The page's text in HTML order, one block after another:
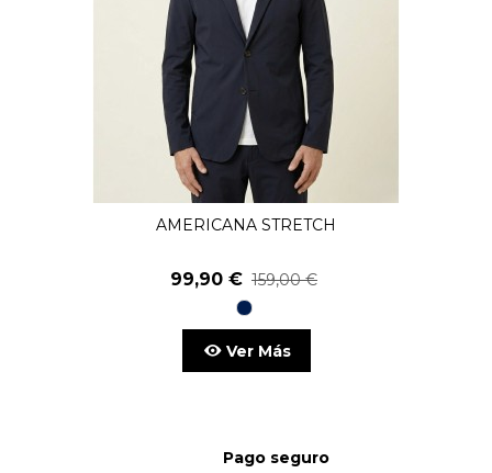
AMERICANA STRETCH
99,90 € 159,00 €
98
Ver Más
Pago seguro